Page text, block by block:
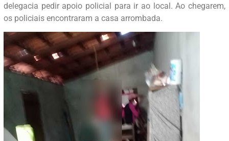
delegacia pedir apoio policial para ir ao local. Ao chegarem,
os policiais encontraram a casa arrombada.